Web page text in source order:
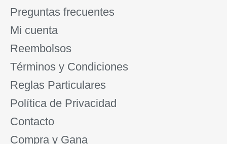
Preguntas frecuentes
Mi cuenta
Reembolsos
Términos y Condiciones
Reglas Particulares
Política de Privacidad
Contacto
Compra y Gana